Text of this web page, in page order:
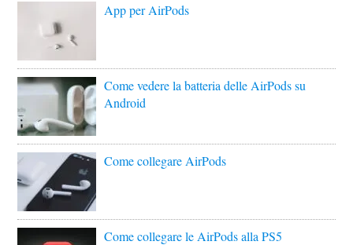
App per AirPods
Come vedere la batteria delle AirPods su
Android
Come collegare AirPods
Come collegare le AirPods alla PS5